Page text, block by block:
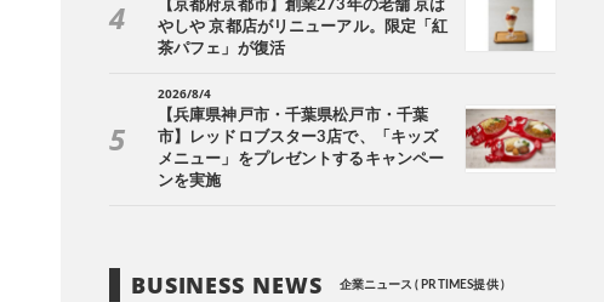
【京都府京都市】創業273年の老舗 京は
やしや 京都店がリニューアル。限定「紅
茶パフェ」が復活
2026/8/4
【兵庫県神戸市・千葉県松戸市・千葉
市】レッドロブスター3店で、「キッズ
メニュー」をプレゼントするキャンペー
ンを実施
BUSINESS NEWS 企業ニュース ( PR TIMES提供 )